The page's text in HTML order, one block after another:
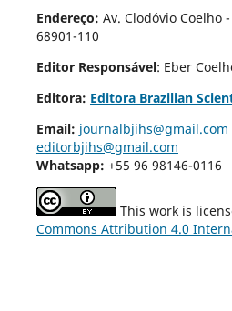
Endereço: Av. Clodóvio Coelho
68901-110
Editor Responsável: Eber
Editora: Editora Brazilian
Email: journalbjihs@gmail.com
editorbjihs@gmail.com
Whatsapp: +55 96 98146-0116
This work is
Commons Attribution 4.0